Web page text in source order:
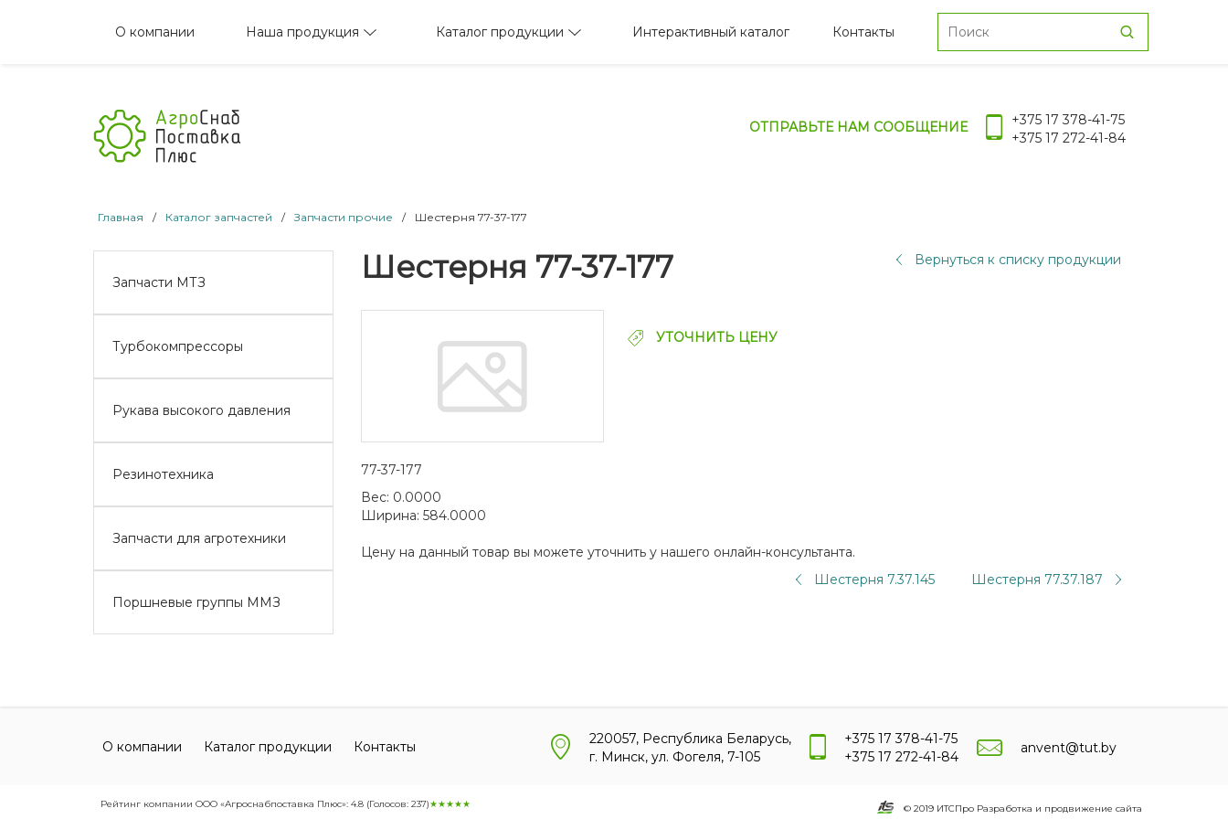
О компании Наша продукция Каталог продукции Интерактивный каталог Контакты
ОТПРАВЬТЕ НАМ СООБЩЕНИЕ
+375 17 378-41-75
+375 17 272-41-84
Главная / Каталог запчастей / Запчасти прочие / Шестерня 77-37-177
Запчасти МТЗ
Турбокомпрессоры
Рукава высокого давления
Резинотехника
Запчасти для агротехники
Поршневые группы ММЗ
Шестерня 77-37-177 Вернуться к списку продукции
УТОЧНИТЬ ЦЕНУ
77-37-177
Вес: 0.0000
Ширина: 584.0000
Цену на данный товар вы можете уточнить у нашего онлайн-консультанта.
Шестерня 7.37.145
Шестерня 77.37.187
О компании Каталог продукции Контакты
220057, Республика Беларусь,
г. Минск, ул. Фогеля, 7-105
+375 17 378-41-75
+375 17 272-41-84
anvent@tut.by
Рейтинг компании ООО «Агроснабпоставка Плюс»: 4.8 (Голосов: 237)★★★★★ © 2019 ИТСПро Разработка и продвижение сайта